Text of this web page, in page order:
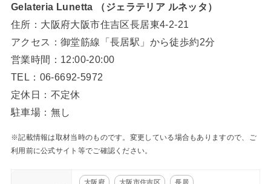
Gelateria Lunetta （ジェラテリア ルネッタ）
住所：大阪府大阪市住吉区長居東4-2-21
アクセス：御堂筋線「長居駅」から徒歩約2分
営業時間：12:00-20:00
TEL：06-6692-5972
定休日：不定休
駐車場：無し
※記載情報は取材当時のものです。変更している場合もありますので、ご
利用前に公式サイト等でご確認ください。
大阪府 大阪市住吉区 長居